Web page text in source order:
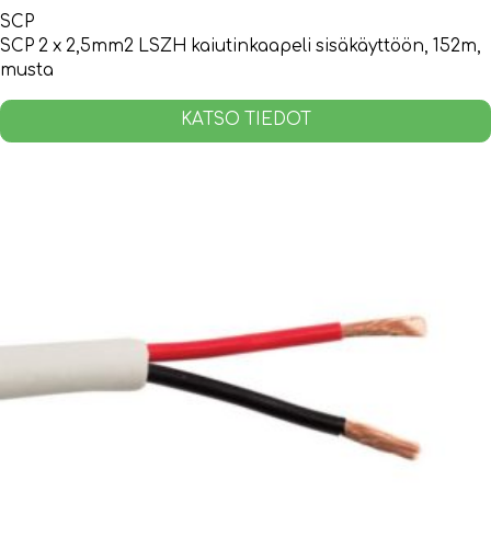
SCP
SCP 2 x 2,5mm2 LSZH kaiutinkaapeli sisäkäyttöön, 152m,
musta
KATSO TIEDOT